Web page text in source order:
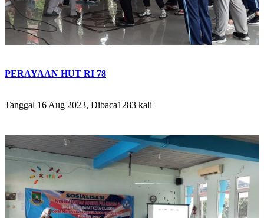
PERAYAAN HUT RI 78
Tanggal 16 Aug 2023, Dibaca1283 kali